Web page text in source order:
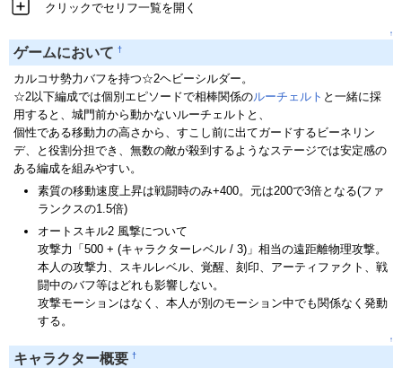
クリックでセリフ一覧を開く
↑
ゲームにおいて †
カルコサ勢力バフを持つ☆2ヘビーシルダー。
☆2以下編成では個別エピソードで相棒関係のルーチェルト と一緒に採
用すると、城門前から動かないルーチェルトと、
個性である移動力の高さから、すこし前に出てガードするビーネリン
デ、と役割分担でき、無数の敵が殺到するようなステージでは安定感の
ある編成を組みやすい。
素質の移動速度上昇は戦闘時のみ+400。元は200で3倍となる(ファ
ランクスの1.5倍)
オートスキル2 風撃について
攻撃力「500 + (キャラクターレベル / 3)」相当の遠距離物理攻撃。
本人の攻撃力、スキルレベル、覚醒、刻印、アーティファクト、戦
闘中のバフ等はどれも影響しない。
攻撃モーションはなく、本人が別のモーション中でも関係なく発動
する。
↑
キャラクター概要 †